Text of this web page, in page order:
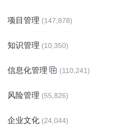
项目管理 (147,878)
知识管理 (10,350)
信息化管理 (110,241)
风险管理 (55,826)
企业文化 (24,044)